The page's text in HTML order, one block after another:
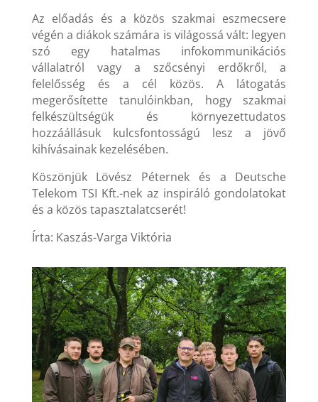
Az előadás és a közös szakmai eszmecsere
végén a diákok számára is világossá vált: legyen
szó egy hatalmas infokommunikációs
vállalatról vagy a szőcsényi erdőkről, a
felelősség és a cél közös. A látogatás
megerősítette tanulóinkban, hogy szakmai
felkészültségük és környezettudatos
hozzáállásuk kulcsfontosságú lesz a jövő
kihívásainak kezelésében.
Köszönjük Lövész Péternek és a Deutsche
Telekom TSI Kft.-nek az inspiráló gondolatokat
és a közös tapasztalatcserét!
Írta: Kaszás-Varga Viktória